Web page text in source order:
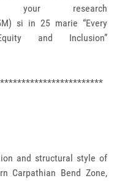
research
) si in 25 marie “Every
and Inclusion”
and structural style of
Carpathian Bend Zone,